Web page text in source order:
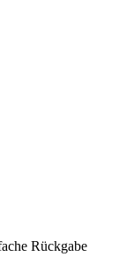
Rückgabe